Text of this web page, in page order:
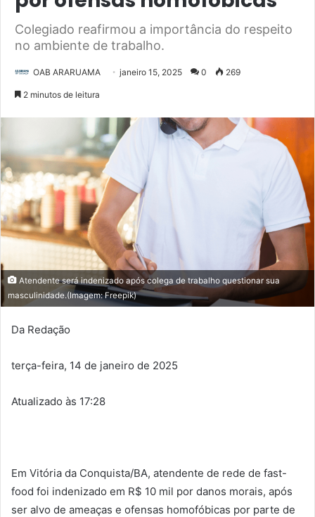
Colegiado reafirmou a importância do respeito
no ambiente de trabalho.
OAB ARARUAMA janeiro 15, 2025 0 269
2 minutos de leitura
Atendente será indenizado após colega de trabalho questionar sua
masculinidade.(Imagem: Freepik)
Da Redação
terça-feira, 14 de janeiro de 2025
Atualizado às 17:28
Em Vitória da Conquista/BA, atendente de rede de fast-
food foi indenizado em R$ 10 mil por danos morais, após
ser alvo de ameaças e ofensas homofóbicas por parte de